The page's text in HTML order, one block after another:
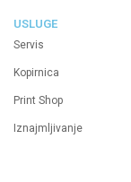
USLUGE
Servis
Kopirnica
Print Shop
Iznajmljivanje